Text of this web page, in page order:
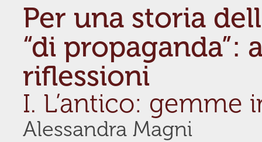
Per una storia
“di propaganda”:
riflessioni
I. L’antico: gemme
Alessandra Magni